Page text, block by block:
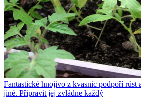
Fantastické hnojivo z kvasnic podpoří růst
jiné. Připravit jej zvládne každý